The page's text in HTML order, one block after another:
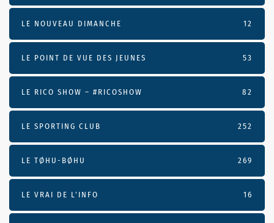
LE NOUVEAU DIMANCHE 12
LE POINT DE VUE DES JEUNES 53
LE RICO SHOW – #RICOSHOW 82
LE SPORTING CLUB 252
LE TØHU-BØHU 269
LE VRAI DE L’INFO 16